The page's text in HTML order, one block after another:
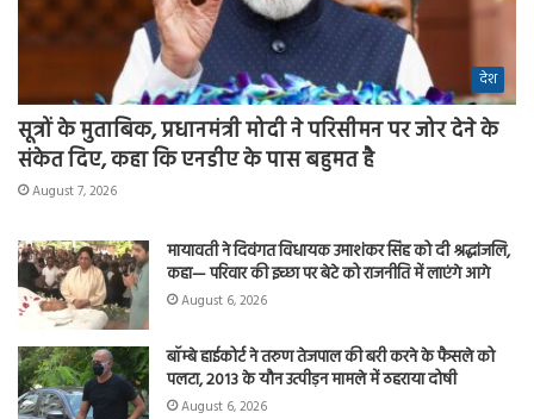
देश
सूत्रों के मुताबिक, प्रधानमंत्री मोदी ने परिसीमन पर जोर देने के
संकेत दिए, कहा कि एनडीए के पास बहुमत है
August 7, 2026
मायावती ने दिवंगत विधायक उमाशंकर सिंह को दी श्रद्धांजलि,
कहा— परिवार की इच्छा पर बेटे को राजनीति में लाएंगे आगे
August 6, 2026
बॉम्बे हाईकोर्ट ने तरुण तेजपाल की बरी करने के फैसले को
पलटा, 2013 के यौन उत्पीड़न मामले में ठहराया दोषी
August 6, 2026